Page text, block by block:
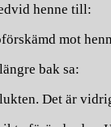
henne till:
mot
bak sa:
Det är